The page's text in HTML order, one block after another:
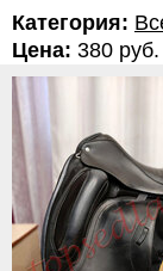
Категория:
Цена: 380 руб.